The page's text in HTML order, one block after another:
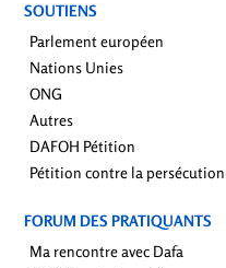
SOUTIENS
Parlement européen
Nations Unies
ONG
Autres
DAFOH Pétition
Pétition contre la persécution
FORUM DES PRATIQUANTS
Ma rencontre avec Dafa